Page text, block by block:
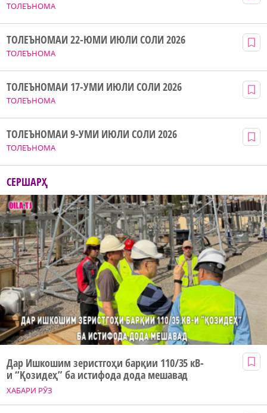
ТОЛЕЪНОМА
ТОЛЕЪНОМА
ТОЛЕЪНОМАИ 22-ЮМИ ИЮЛИ СОЛИ 2026
ТОЛЕЪНОМА
ТОЛЕЪНОМАИ 17-УМИ ИЮЛИ СОЛИ 2026
ТОЛЕЪНОМА
ТОЛЕЪНОМАИ 9-УМИ ИЮЛИ СОЛИ 2026
СЕРШАРҲ
ХАБАРИ РӮЗ
Дар Ишкошим зеристгоҳи барқии 110/35 кВ-
и “Қозидеҳ” ба истифода дода мешавад